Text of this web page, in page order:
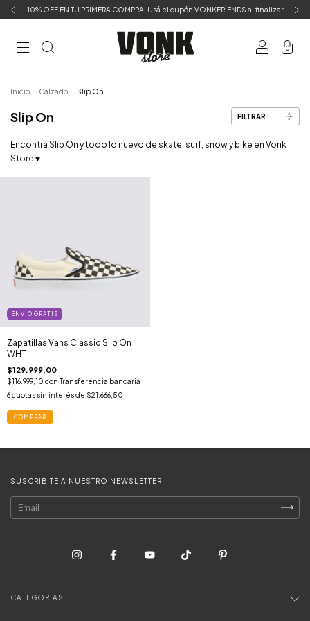
10% OFF EN TU PRIMERA COMPRA! Usá el cupón VONKFRIENDS al finalizar
0
Inicio Calzado Slip On
Slip On FILTRAR
Encontrá Slip On y todo lo nuevo de skate, surf, snow y bike en Vonk
Store ♥
ENVÍO GRATIS
Zapatillas Vans Classic Slip On
WHT
$129.999,00
$116.999,10 con Transferencia bancaria
6cuotas sin interés de $21.666,50
COMPRAR
SUSCRIBITE A NUESTRO NEWSLETTER
CATEGORÍAS